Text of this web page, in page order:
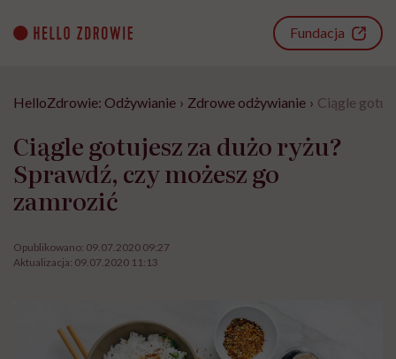
content
Fundacja
HelloZdrowie: Odżywianie › Zdrowe odżywianie › Ciągle
Ciągle gotujesz za dużo ryżu?
Sprawdź, czy możesz go
zamrozić
Opublikowano: 09.07.2020 09:27
Aktualizacja: 09.07.2020 11:13